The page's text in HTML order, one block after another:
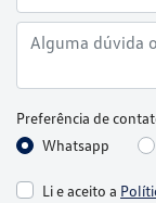
Preferência de
Whatsapp
Li e aceito a